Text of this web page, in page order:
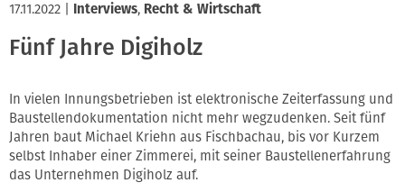
17.11.2022 Interviews, Recht & Wirtschaft
Fünf Jahre Digiholz
In vielen Innungsbetrieben ist elektronische Zeiterfassung und
Baustellendokumentation nicht mehr wegzudenken. Seit fünf
Jahren baut Michael Kriehn aus Fischbachau, bis vor Kurzem
selbst Inhaber einer Zimmerei, mit seiner Baustellenerfahrung
das Unternehmen Digiholz auf.